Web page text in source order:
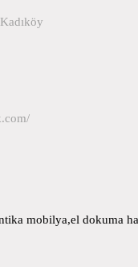
mobilya,el dokuma